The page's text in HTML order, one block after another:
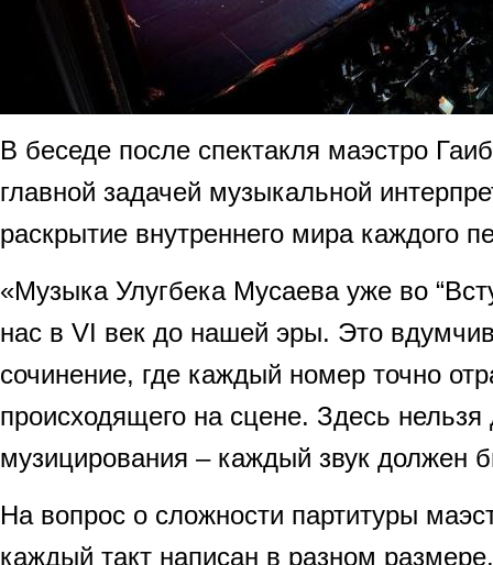
В беседе после спектакля маэстро
главной задачей музыкальной
раскрытие внутреннего мира каждого
«Музыка Улугбека Мусаева уже во
нас в VI век до нашей эры. Это
сочинение, где каждый номер точно
происходящего на сцене. Здесь нельзя
музицирования – каждый звук должен
На вопрос о сложности партитуры
каждый такт написан в разном